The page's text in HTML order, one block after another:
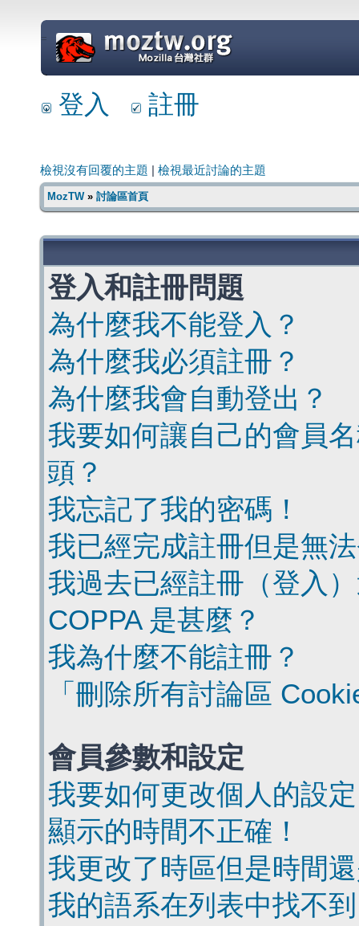
=
登入 註冊
檢視沒有回覆的主題 檢視最近討論的主題
MozTW» 討論區首頁
登入和註冊問題
為什麼我不能登入？
為什麼我必須註冊？
為什麼我會自動登出？
我要如何讓自己的會員
頭？
我忘記了我的密碼！
我已經完成註冊但是無
我過去已經註冊（登入
COPPA 是甚麼？
我為什麼不能註冊？
「刪除所有討論區
會員參數和設定
我要如何更改個人的設
顯示的時間不正確！
我更改了時區但是時間
我的語系在列表中找不